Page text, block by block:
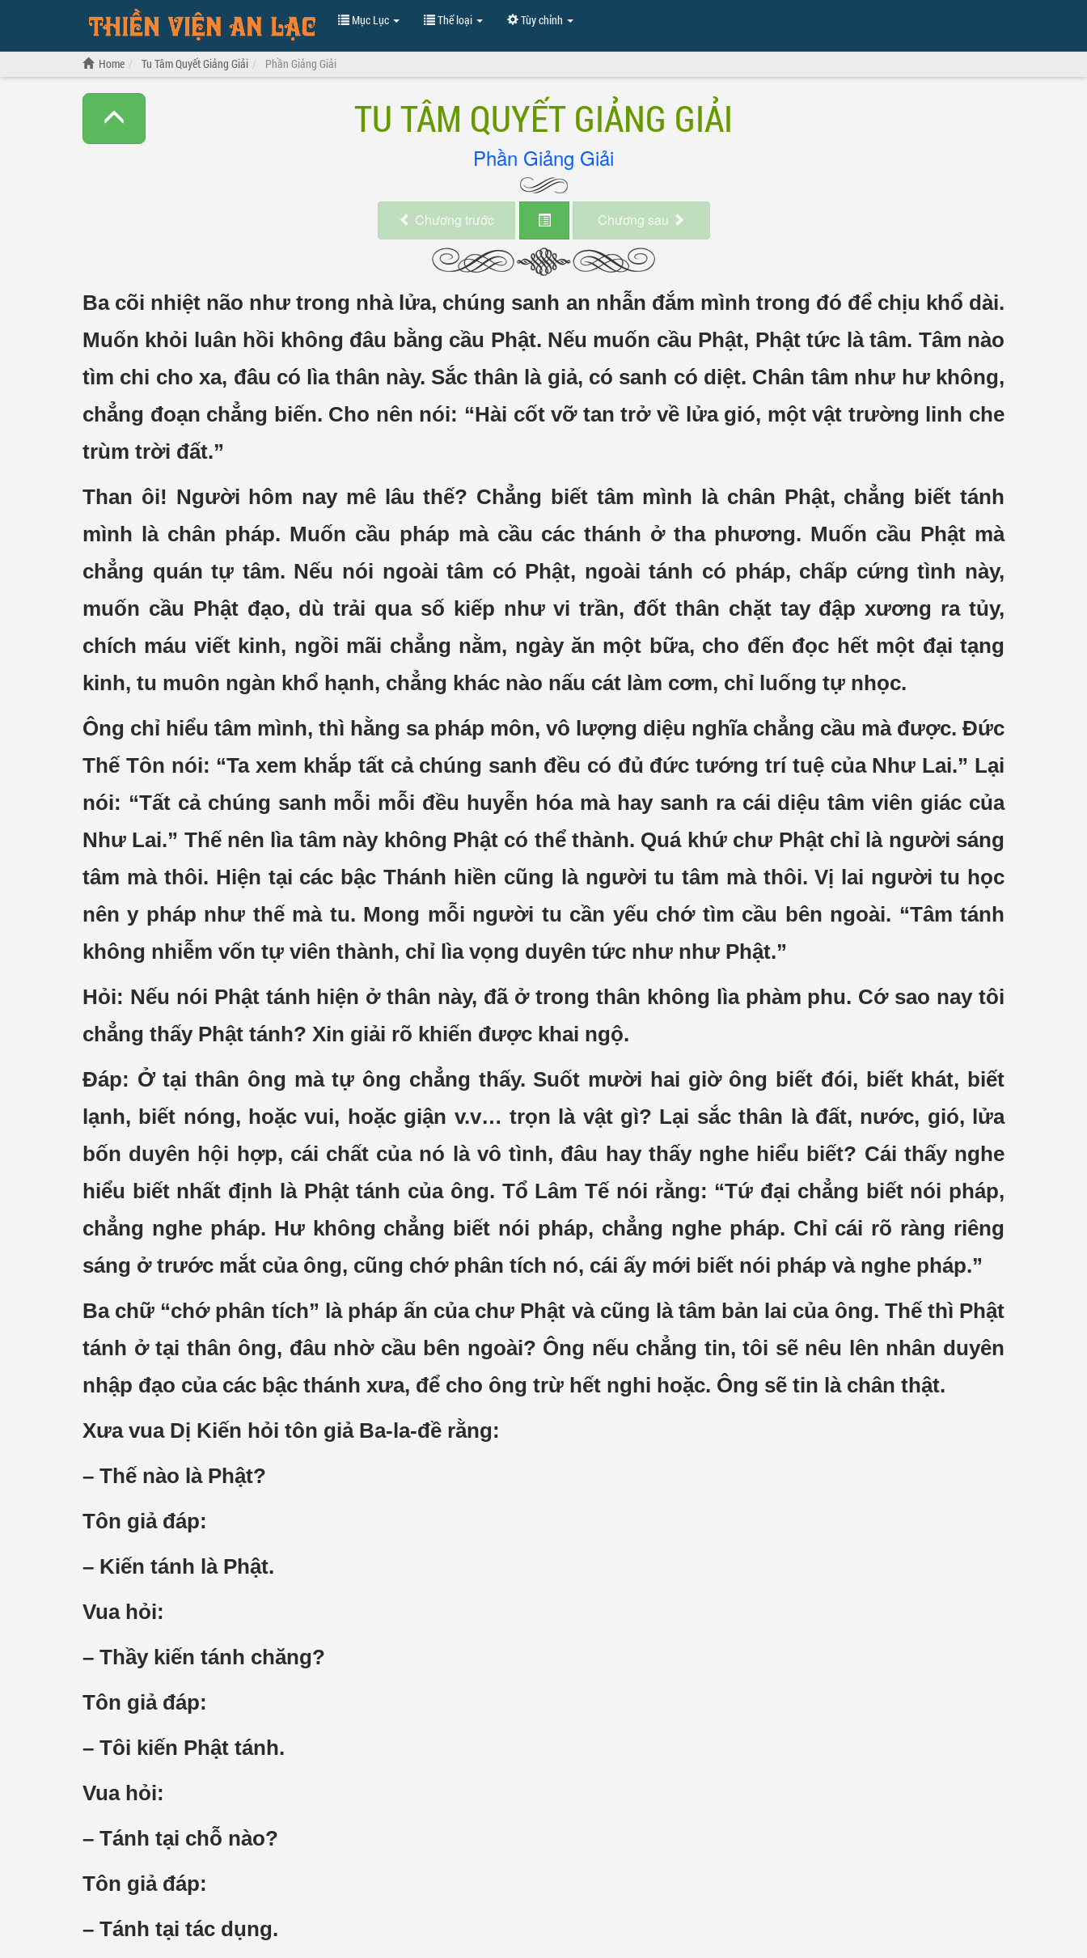
Mục Lục Thể loại Tùy chỉnh
Home Tu Tâm Quyết Giảng Giải Phần Giảng Giải
TU TÂM QUYẾT GIẢNG GIẢI
Phần Giảng Giải
Chương trước Chương sau
Ba cõi nhiệt não như trong nhà lửa, chúng sanh an nhẫn đắm mình trong đó để chịu khổ dài.
Muốn khỏi luân hồi không đâu bằng cầu Phật. Nếu muốn cầu Phật, Phật tức là tâm. Tâm nào
tìm chi cho xa, đâu có lìa thân này. Sắc thân là giả, có sanh có diệt. Chân tâm như hư không,
chẳng đoạn chẳng biến. Cho nên nói: “Hài cốt vỡ tan trở về lửa gió, một vật trường linh che
trùm trời đất.”
Than ôi! Người hôm nay mê lâu thế? Chẳng biết tâm mình là chân Phật, chẳng biết tánh
mình là chân pháp. Muốn cầu pháp mà cầu các thánh ở tha phương. Muốn cầu Phật mà
chẳng quán tự tâm. Nếu nói ngoài tâm có Phật, ngoài tánh có pháp, chấp cứng tình này,
muốn cầu Phật đạo, dù trải qua số kiếp như vi trần, đốt thân chặt tay đập xương ra tủy,
chích máu viết kinh, ngồi mãi chẳng nằm, ngày ăn một bữa, cho đến đọc hết một đại tạng
kinh, tu muôn ngàn khổ hạnh, chẳng khác nào nấu cát làm cơm, chỉ luống tự nhọc.
Ông chỉ hiểu tâm mình, thì hằng sa pháp môn, vô lượng diệu nghĩa chẳng cầu mà được. Đức
Thế Tôn nói: “Ta xem khắp tất cả chúng sanh đều có đủ đức tướng trí tuệ của Như Lai.” Lại
nói: “Tất cả chúng sanh mỗi mỗi đều huyễn hóa mà hay sanh ra cái diệu tâm viên giác của
Như Lai.” Thế nên lìa tâm này không Phật có thể thành. Quá khứ chư Phật chỉ là người sáng
tâm mà thôi. Hiện tại các bậc Thánh hiền cũng là người tu tâm mà thôi. Vị lai người tu học
nên y pháp như thế mà tu. Mong mỗi người tu cần yếu chớ tìm cầu bên ngoài. “Tâm tánh
không nhiễm vốn tự viên thành, chỉ lìa vọng duyên tức như như Phật.”
Hỏi: Nếu nói Phật tánh hiện ở thân này, đã ở trong thân không lìa phàm phu. Cớ sao nay tôi
chẳng thấy Phật tánh? Xin giải rõ khiến được khai ngộ.
Đáp: Ở tại thân ông mà tự ông chẳng thấy. Suốt mười hai giờ ông biết đói, biết khát, biết
lạnh, biết nóng, hoặc vui, hoặc giận v.v… trọn là vật gì? Lại sắc thân là đất, nước, gió, lửa
bốn duyên hội hợp, cái chất của nó là vô tình, đâu hay thấy nghe hiểu biết? Cái thấy nghe
hiểu biết nhất định là Phật tánh của ông. Tổ Lâm Tế nói rằng: “Tứ đại chẳng biết nói pháp,
chẳng nghe pháp. Hư không chẳng biết nói pháp, chẳng nghe pháp. Chỉ cái rõ ràng riêng
sáng ở trước mắt của ông, cũng chớ phân tích nó, cái ấy mới biết nói pháp và nghe pháp.”
Ba chữ “chớ phân tích” là pháp ấn của chư Phật và cũng là tâm bản lai của ông. Thế thì Phật
tánh ở tại thân ông, đâu nhờ cầu bên ngoài? Ông nếu chẳng tin, tôi sẽ nêu lên nhân duyên
nhập đạo của các bậc thánh xưa, để cho ông trừ hết nghi hoặc. Ông sẽ tin là chân thật.
Xưa vua Dị Kiến hỏi tôn giả Ba-la-đề rằng:
– Thế nào là Phật?
Tôn giả đáp:
– Kiến tánh là Phật.
Vua hỏi:
– Thầy kiến tánh chăng?
Tôn giả đáp:
– Tôi kiến Phật tánh.
Vua hỏi:
– Tánh tại chỗ nào?
Tôn giả đáp:
– Tánh tại tác dụng.